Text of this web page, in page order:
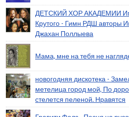
ДЕТСКИЙ ХОР АКАДЕМИИ
Крутого - Гимн РДШ авторы
Джахан Поллыева
Мама, мне на тебя не
новогодняя дискотека -
метелица город мой, По
стелется пеленой. Нравятся